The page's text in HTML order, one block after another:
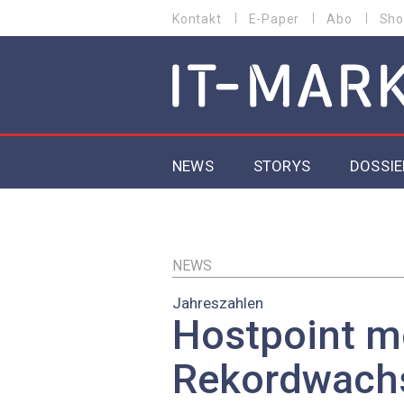
zum
MENU
Kontakt E-Paper Abo
MAIN NAVIGATION
NEWS STORYS
EU-
NEWS
Jahreszahlen
Hostpoint